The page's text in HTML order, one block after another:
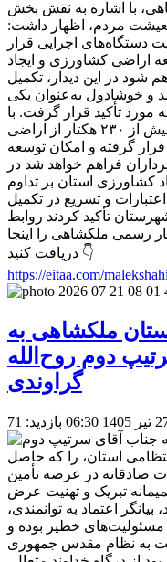
با اشاره به نقش بخش
مردم، اظهار داشت:
دستگاه‌های اجرایی قرار
اراضی کشاورزی و ایجاد
شود در این دیدار، تکمیل
و خوشادول به‌عنوان یکی
مورد تأکید قرار گرفت. با
بهره‌برداری از این دو ایستگاه، بیش از ۲۳۰ هکتار از اراضی
گرفته و امکان توسعه
فراهم خواهد شد در
کشاورزی استان بر تداوم
و تسریع در تکمیل
تأکید کردند روابط
رسمی ملکشاهی را اینجا
دریافت کنید 👇
https://eitaa.com/
ملکشاهی به
دوم روح‌الله
گراوندی
بازدید: 71